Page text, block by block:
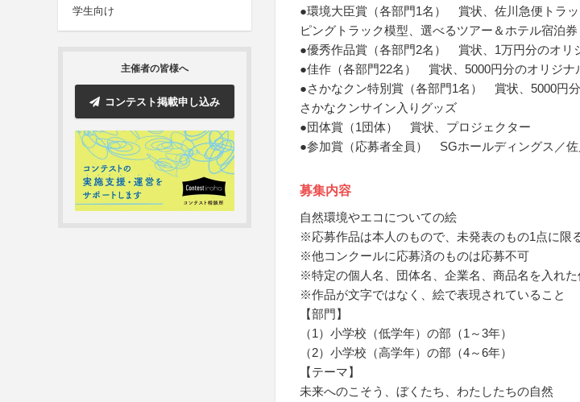
学生向け
主催者の皆様へ
コンテスト掲載申し込み
●環境大臣賞（各部門1名） 賞状、佐川急便トラ
ピングトラック模型、選べるツアー＆ホテル宿泊券
●優秀作品賞（各部門2名） 賞状、1万円分のオリ
●佳作（各部門22名） 賞状、5000円分のオリジナ
●さかなクン特別賞（各部門1名） 賞状、5000円分
さかなクンサイン入りグッズ
●団体賞（1団体） 賞状、プロジェクター
●参加賞（応募者全員） SGホールディングス／
募集内容
自然環境やエコについての絵
※応募作品は本人のもので、未発表のもの1点に限
※他コンクールに応募済のものは応募不可
※特定の個人名、団体名、企業名、商品名を入れ
※作品が文字ではなく、絵で表現されていること
【部門】
（1）小学校（低学年）の部（1～3年）
（2）小学校（高学年）の部（4～6年）
【テーマ】
未来へのこそう、ぼくたち、わたしたちの自然